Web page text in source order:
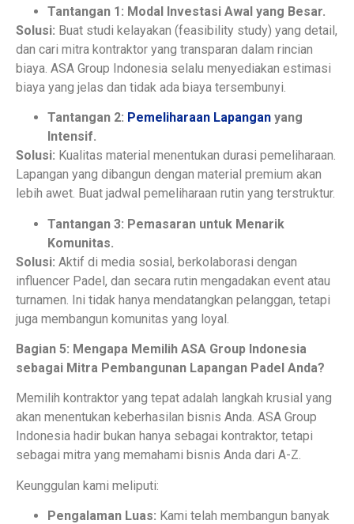
Tantangan 1: Modal Investasi Awal yang Besar.
Solusi: Buat studi kelayakan (feasibility study) yang detail,
dan cari mitra kontraktor yang transparan dalam rincian
biaya. ASA Group Indonesia selalu menyediakan estimasi
biaya yang jelas dan tidak ada biaya tersembunyi.
Tantangan 2: Pemeliharaan Lapangan yang
Intensif.
Solusi: Kualitas material menentukan durasi pemeliharaan.
Lapangan yang dibangun dengan material premium akan
lebih awet. Buat jadwal pemeliharaan rutin yang terstruktur.
Tantangan 3: Pemasaran untuk Menarik
Komunitas.
Solusi: Aktif di media sosial, berkolaborasi dengan
influencer Padel, dan secara rutin mengadakan event atau
turnamen. Ini tidak hanya mendatangkan pelanggan, tetapi
juga membangun komunitas yang loyal.
Bagian 5: Mengapa Memilih ASA Group Indonesia
sebagai Mitra Pembangunan Lapangan Padel Anda?
Memilih kontraktor yang tepat adalah langkah krusial yang
akan menentukan keberhasilan bisnis Anda. ASA Group
Indonesia hadir bukan hanya sebagai kontraktor, tetapi
sebagai mitra yang memahami bisnis Anda dari A-Z.
Keunggulan kami meliputi:
Pengalaman Luas: Kami telah membangun banyak